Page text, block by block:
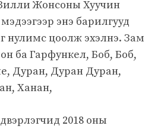
Жонсоны Хуучин
энэ барилгууд
нулимс цоолж эхэлнэ. Зам
ба Гарфункел, Боб, Боб,
Дуран, Дуран Дуран,
Ханан,
2018 оны